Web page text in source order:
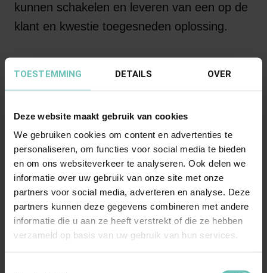
TOESTEMMING DETAILS OVER
Deze website maakt gebruik van cookies
We gebruiken cookies om content en advertenties te
personaliseren, om functies voor social media te bieden
en om ons websiteverkeer te analyseren. Ook delen we
informatie over uw gebruik van onze site met onze
partners voor social media, adverteren en analyse. Deze
partners kunnen deze gegevens combineren met andere
informatie die u aan ze heeft verstrekt of die ze hebben
verzameld op basis van uw gebruik van hun services.
kunnen schakelen en leveren van een op de
klant en kwestie toegesneden oplossing.
wordt ervaren als persoonlijk, gedegen en
pragmatisch.
“Betrokken zijn bij je
klant en ook doorzetten
als een oplossing ver